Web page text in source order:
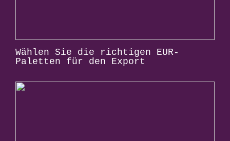
Wählen Sie die richtigen EUR-
Paletten für den Export